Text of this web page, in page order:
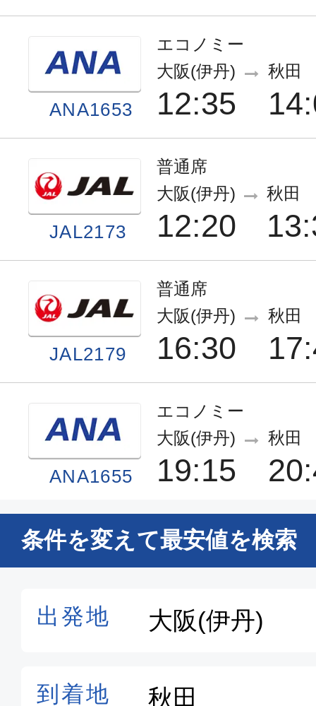
ANA1653
エコノミー
大阪(伊丹)
12:35
秋田
JAL2173
普通席
大阪(伊丹)
12:20
秋田
JAL2179
普通席
大阪(伊丹)
16:30
秋田
ANA1655
エコノミー
大阪(伊丹)
19:15
秋田
普通席
大阪(伊丹)
条件を変えて最安値を検索